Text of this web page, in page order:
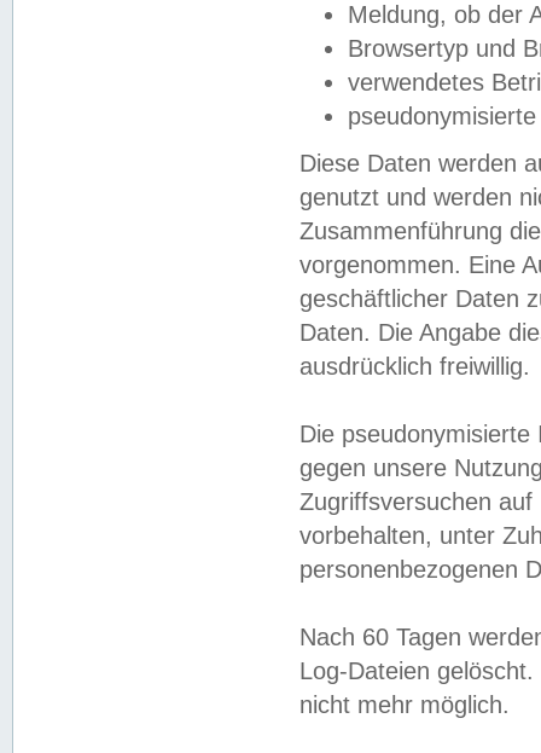
Meldung, ob der
Browsertyp und
verwendetes
Diese Daten werden
genutzt und werden
Zusammenführung
vorgenommen. Eine
geschäftlicher Daten
Daten. Die Angabe
ausdrücklich freiwillig.
Die
gegen unsere
Zugriffsversuchen
vorbehalten, unter
personenbezogenen
Nach 60 Tagen
Log-Dateien
nicht mehr möglich.